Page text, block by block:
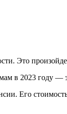
Это
в 2023 году —
Его